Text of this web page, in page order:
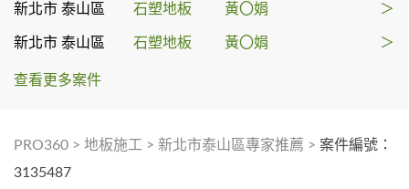
新北市 泰山區 石塑地板 黃〇娟 ＞
新北市 泰山區 石塑地板 黃〇娟 ＞
查看更多案件
PRO360 > 地板施工 > 新北市泰山區專家推薦 > 案件編號：
3135487